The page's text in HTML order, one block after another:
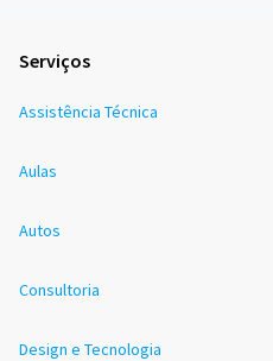
Serviços
Assistência Técnica
Aulas
Autos
Consultoria
Design e Tecnologia